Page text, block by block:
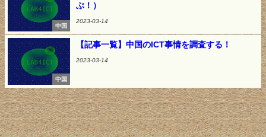
中国
ぶ！）
2023-03-14
中国
【記事一覧】中国のICT事情を調査する！
2023-03-14